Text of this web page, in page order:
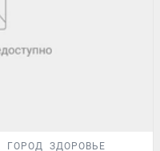
ГОРОД ЗДОРОВЬЕ